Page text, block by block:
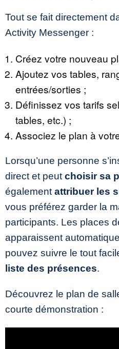
Tout se fait directement
Activity Messenger :
Créez votre nouveau
Ajoutez vos tables,
entrées/sorties ;
Définissez vos tarifs
tables, etc.) ;
Associez le plan à
Lorsqu’une personne
direct et peut choisir sa
également attribuer les
vous préférez garder la
participants. Les places
apparaissent
pouvez suivre le tout
liste des présences.
Découvrez le plan de
courte démonstration :